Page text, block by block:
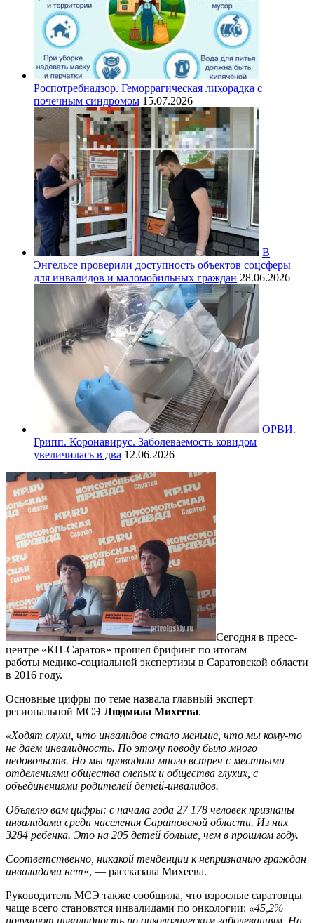
Роспотребнадзор. Геморрагическая лихорадка с
почечным синдромом 15.07.2026
В
Энгельсе проверили доступность объектов соцсферы
для инвалидов и маломобильных граждан 28.06.2026
ОРВИ.
Грипп. Коронавирус. Заболеваемость ковидом
увеличилась в два 12.06.2026
Сегодня в пресс-
центре «КП-Саратов» прошел брифинг по итогам
работы медико-социальной экспертизы в Саратовской области
в 2016 году.
Основные цифры по теме назвала главный эксперт
региональной МСЭ Людмила Михеева.
«Ходят слухи, что инвалидов стало меньше, что мы кому-то
не даем инвалидность. По этому поводу было много
недовольств. Но мы проводили много встреч с местными
отделениями общества слепых и общества глухих, с
объединениями родителей детей-инвалидов.
Объявлю вам цифры: с начала года 27 178 человек признаны
инвалидами среди населения Саратовской области. Из них
3284 ребенка. Это на 205 детей больше, чем в прошлом году.
Соответственно, никакой тенденции к непризнанию граждан
инвалидами нет«, — рассказала Михеева.
Руководитель МСЭ также сообщила, что взрослые саратовцы
чаще всего становятся инвалидами по онкологии: «45,2%